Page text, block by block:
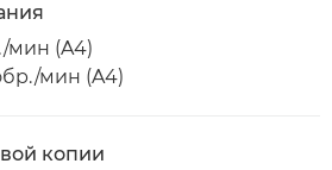
мин (A4)
мин (A4)
копии